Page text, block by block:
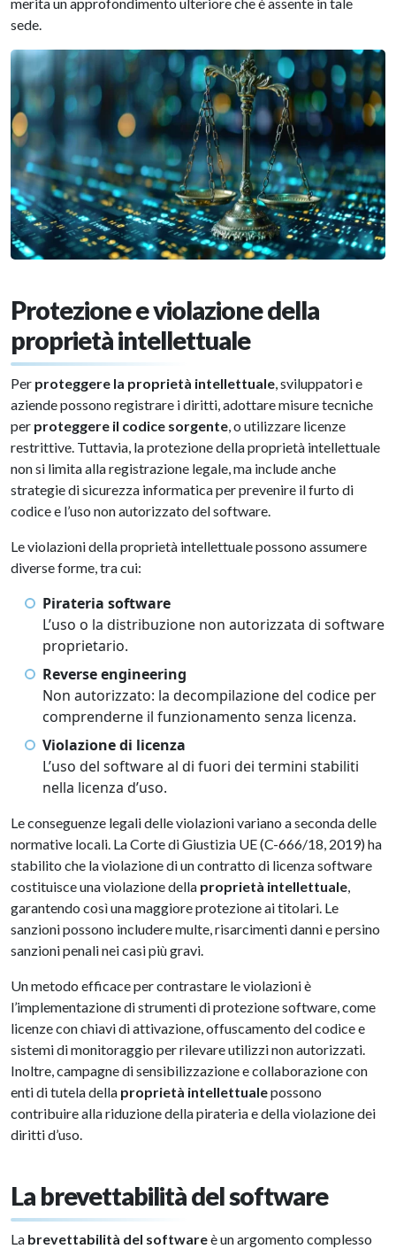
sede.
Protezione e violazione della
proprietà intellettuale
Per proteggere la proprietà intellettuale, sviluppatori e
aziende possono registrare i diritti, adottare misure tecniche
per proteggere il codice sorgente, o utilizzare licenze
restrittive. Tuttavia, la protezione della proprietà intellettuale
non si limita alla registrazione legale, ma include anche
strategie di sicurezza informatica per prevenire il furto di
codice e l’uso non autorizzato del software.
Le violazioni della proprietà intellettuale possono assumere
diverse forme, tra cui:
Pirateria software
L’uso o la distribuzione non autorizzata di software
proprietario.
Reverse engineering
Non autorizzato: la decompilazione del codice per
comprenderne il funzionamento senza licenza.
Violazione di licenza
L’uso del software al di fuori dei termini stabiliti
nella licenza d’uso.
Le conseguenze legali delle violazioni variano a seconda delle
normative locali. La Corte di Giustizia UE (C-666/18, 2019) ha
stabilito che la violazione di un contratto di licenza software
costituisce una violazione della proprietà intellettuale,
garantendo così una maggiore protezione ai titolari. Le
sanzioni possono includere multe, risarcimenti danni e persino
sanzioni penali nei casi più gravi.
Un metodo efficace per contrastare le violazioni è
l’implementazione di strumenti di protezione software, come
licenze con chiavi di attivazione, offuscamento del codice e
sistemi di monitoraggio per rilevare utilizzi non autorizzati.
Inoltre, campagne di sensibilizzazione e collaborazione con
enti di tutela della proprietà intellettualepossono
contribuire alla riduzione della pirateria e della violazione dei
diritti d’uso.
La brevettabilità del software
La brevettabilità del softwareè un argomento complesso